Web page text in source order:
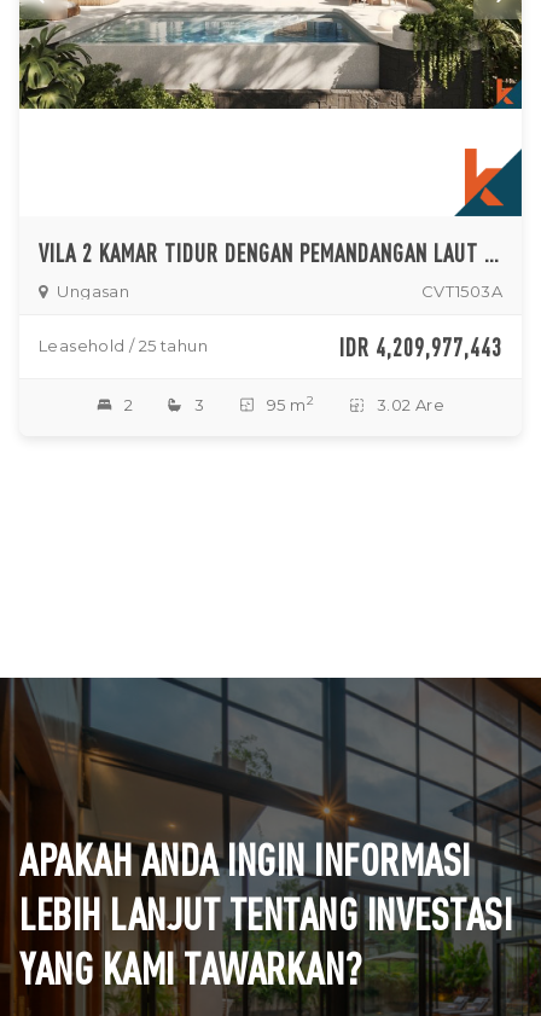
VILA 2 KAMAR TIDUR DENGAN PEMANDANGAN LAUT DI UNGASAN
Ungasan CVT1503A
Leasehold / 25 tahun IDR 4,209,977,443
2 3 95 m 2 3.02 Are
APAKAH ANDA INGIN INFORMASI
LEBIH LANJUT TENTANG INVESTASI
YANG KAMI TAWARKAN?